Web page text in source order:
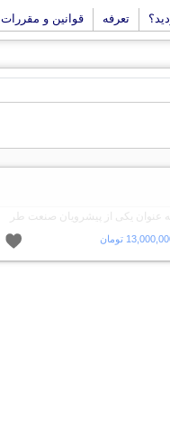
تعرفه قوانین و مقررات
عنوان یکی از پیشرویان صنعت طر
تومان